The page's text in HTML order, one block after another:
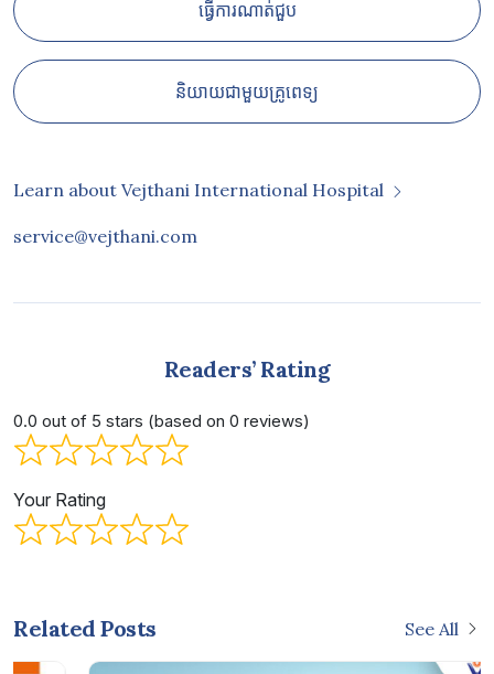
ធ្វើការណាត់ជួប
និយាយជាមួយគ្រូពេទ្យ
Learn about Vejthani International Hospital
service@vejthani.com
Readers’ Rating
0.0 out of 5 stars (based on 0 reviews)
Your Rating
Related Posts See All